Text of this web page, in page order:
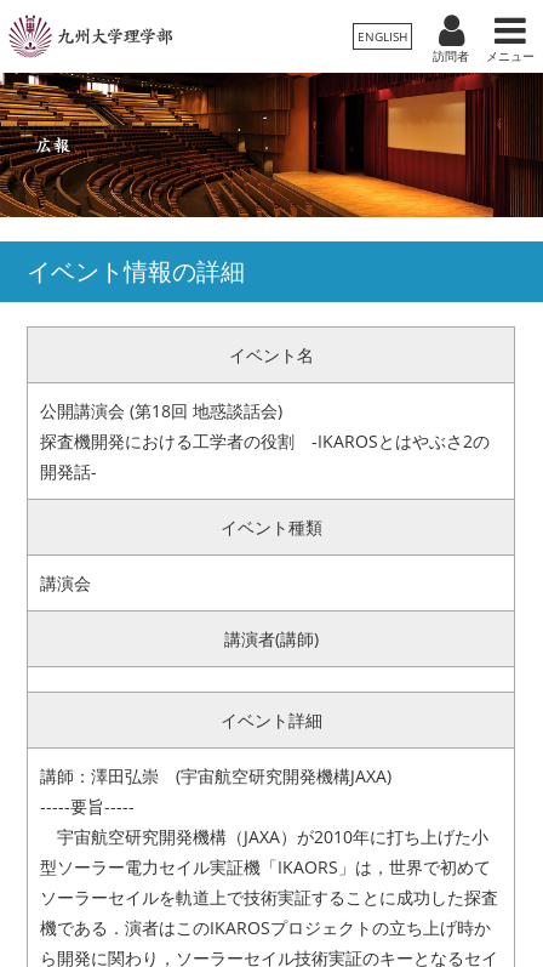
ENGLISH
訪問者
メニュー
受験生の方 卒業生/一般の方 在学生の方
保護者の方 教職員の方
理学部案内
学科・専攻
教育・学生生活
国際交流・留学
広報
リンク サイトマップ
イベント情報の詳細
イベント名
公開講演会 (第18回 地惑談話会)
探査機開発における工学者の役割 -IKAROSとはやぶさ2の
開発話-
イベント種類
講演会
講演者(講師)
イベント詳細
講師：澤田弘崇 (宇宙航空研究開発機構JAXA)
-----要旨-----
宇宙航空研究開発機構（JAXA）が2010年に打ち上げた小
型ソーラー電力セイル実証機「IKAORS」は，世界で初めて
ソーラーセイルを軌道上で技術実証することに成功した探査
機である．演者はこのIKAROSプロジェクトの立ち上げ時か
ら開発に関わり，ソーラーセイル技術実証のキーとなるセイ